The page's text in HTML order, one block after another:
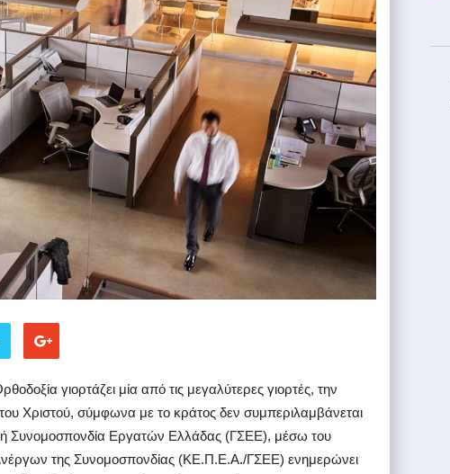
γιορτάζει μία από τις μεγαλύτερες γιορτές, την
Χριστού, σύμφωνα με το κράτος δεν συμπεριλαμβάνεται
Συνομοσπονδία Εργατών Ελλάδας (ΓΣΕΕ), μέσω του
της Συνομοσπονδίας (ΚΕ.Π.Ε.Α./ΓΣΕΕ) ενημερώνει